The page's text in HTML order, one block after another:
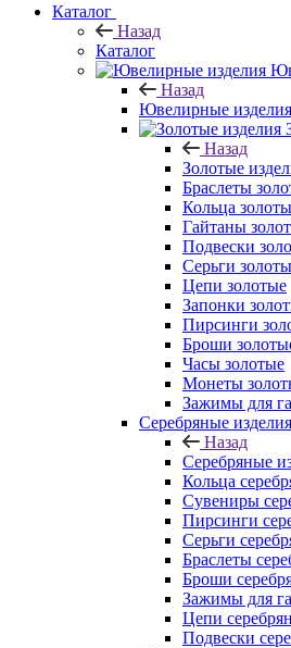
Каталог
Назад
Каталог
Назад
Ювелирные изделия
Назад
Золотые
Браслеты
Кольца
Гайтаны
Подвески
Серьги
Цепи золотые
Запонки
Пирсинги
Броши
Часы золотые
Монеты
Зажимы для
Серебряные изделия
Назад
Серебряные
Кольца
Сувениры
Пирсинги
Серьги
Браслеты
Броши
Зажимы для
Цепи
Подвески